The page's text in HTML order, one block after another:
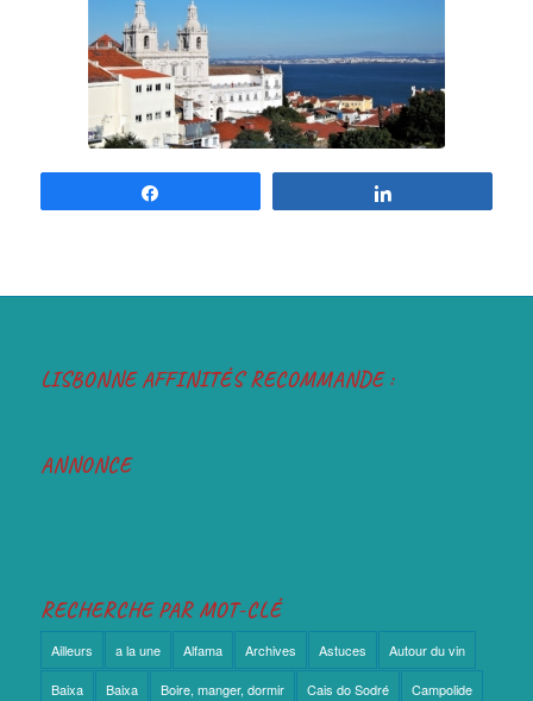
LISBONNE AFFINITÉS RECOMMANDE :
ANNONCE
RECHERCHE PAR MOT-CLÉ
Ailleurs a la une Alfama Archives Astuces Autour du vin
Baixa Baixa Boire, manger, dormir Cais do Sodré Campolide